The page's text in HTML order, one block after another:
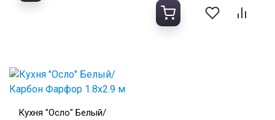
Кухня "Осло" Белый/